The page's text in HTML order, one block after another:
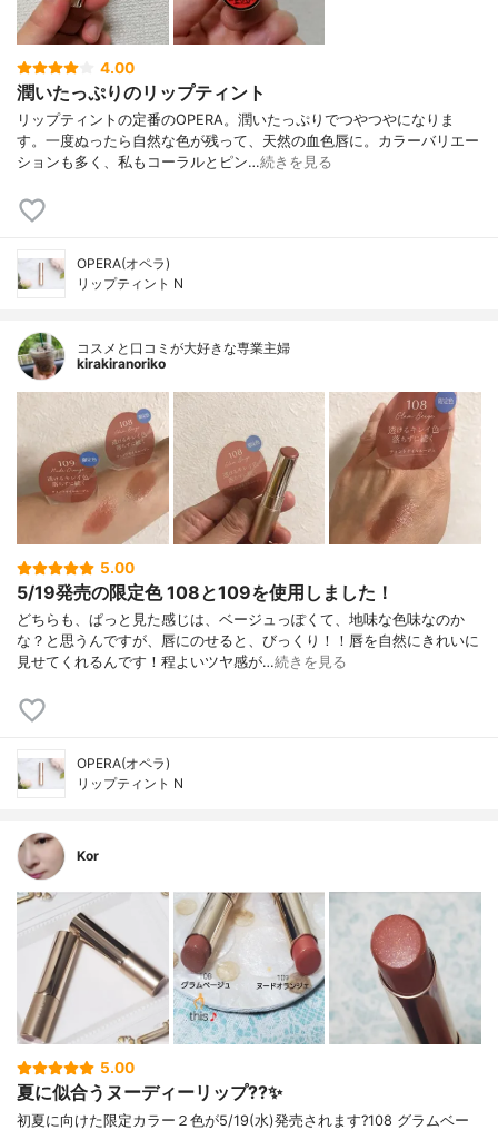
4.00
潤いたっぷりのリップティント
リップティントの定番のOPERA。潤いたっぷりでつやつやになりま
す。一度ぬったら自然な色が残って、天然の血色唇に。カラーバリエー
ションも多く、私もコーラルとピン…続きを見る
OPERA(オペラ)
リップティント N
コスメと口コミが大好きな専業主婦
kirakiranoriko
5.00
5/19発売の限定色 108と109を使用しました！
どちらも、ぱっと見た感じは、ベージュっぽくて、地味な色味なのか
な？と思うんですが、唇にのせると、びっくり！！唇を自然にきれいに
見せてくれるんです！程よいツヤ感が…続きを見る
OPERA(オペラ)
リップティント N
Kor
5.00
夏に似合うヌーディーリップ??✨
初夏に向けた限定カラー２色が5/19(水)発売されます?108 グラムベー